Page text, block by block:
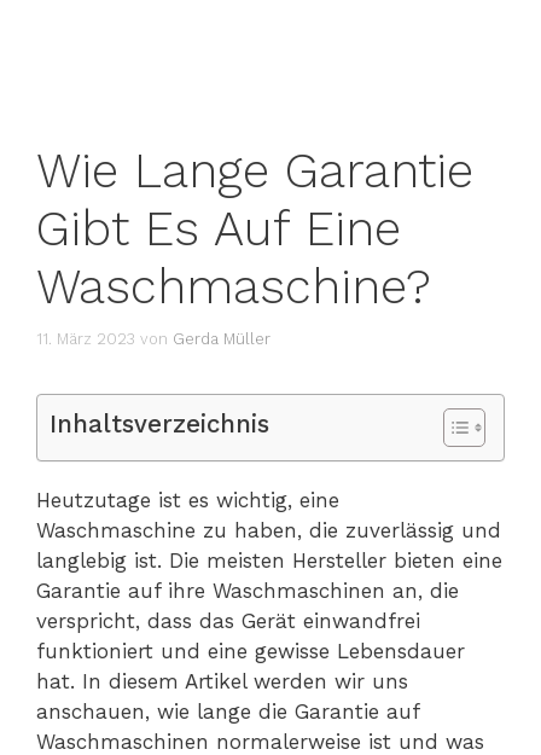
Wie Lange Garantie
Gibt Es Auf Eine
Waschmaschine?
11. März 2023 von Gerda Müller
Inhaltsverzeichnis
Heutzutage ist es wichtig, eine
Waschmaschine zu haben, die zuverlässig und
langlebig ist. Die meisten Hersteller bieten eine
Garantie auf ihre Waschmaschinen an, die
verspricht, dass das Gerät einwandfrei
funktioniert und eine gewisse Lebensdauer
hat. In diesem Artikel werden wir uns
anschauen, wie lange die Garantie auf
Waschmaschinen normalerweise ist und was